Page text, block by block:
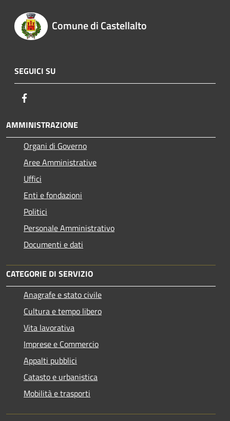
Comune di Castellalto
SEGUICI SU
AMMINISTRAZIONE
Organi di Governo
Aree Amministrative
Uffici
Enti e fondazioni
Politici
Personale Amministrativo
Documenti e dati
CATEGORIE DI SERVIZIO
Anagrafe e stato civile
Cultura e tempo libero
Vita lavorativa
Imprese e Commercio
Appalti pubblici
Catasto e urbanistica
Mobilità e trasporti